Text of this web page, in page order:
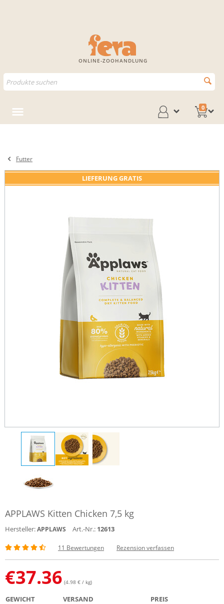
ONLINE-ZOOHANDLUNG
0
Futter
LIEFERUNG GRATIS
APPLAWS Kitten Chicken 7,5 kg
Hersteller:APPLAWS Art.-Nr.: 12613
11 Bewertungen Rezension verfassen
€37.36 (4.98 € / kg)
GEWICHT VERSAND PREIS